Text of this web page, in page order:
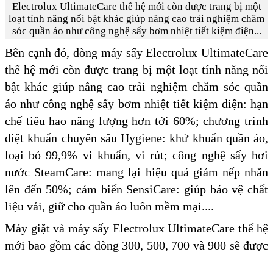
Electrolux UltimateCare thế hệ mới còn được trang bị một
loạt tính năng nổi bật khác giúp nâng cao trải nghiệm chăm
sóc quần áo như công nghệ sấy bơm nhiệt tiết kiệm điện...
Bên cạnh đó, dòng máy sấy Electrolux UltimateCare
thế hệ mới còn được trang bị một loạt tính năng nổi
bật khác giúp nâng cao trải nghiệm chăm sóc quần
áo như công nghệ sấy bơm nhiệt tiết kiệm điện: hạn
chế tiêu hao năng lượng hơn tới 60%; chương trình
diệt khuẩn chuyên sâu Hygiene: khử khuẩn quần áo,
loại bỏ 99,9% vi khuẩn, vi rút; công nghệ sấy hơi
nước SteamCare: mang lại hiệu quả giảm nếp nhăn
lên đến 50%; cảm biến SensiCare: giúp bảo vệ chất
liệu vải, giữ cho quần áo luôn mềm mại....
Máy giặt và máy sấy Electrolux UltimateCare thế hệ
mới bao gồm các dòng 300, 500, 700 và 900 sẽ được